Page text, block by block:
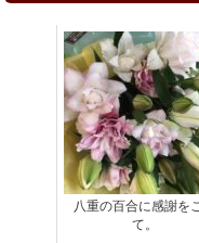
八重の百合に感謝を
て。